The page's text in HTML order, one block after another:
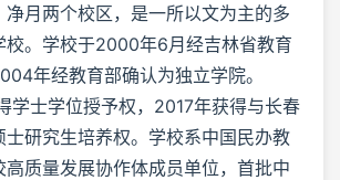
净月两个校区，是一所以文为主的多
校。学校于2000年6月经吉林省教育
年经教育部确认为独立学院。
学士学位授予权，2017年获得与长春
士研究生培养权。学校系中国民办教
高质量发展协作体成员单位，首批中